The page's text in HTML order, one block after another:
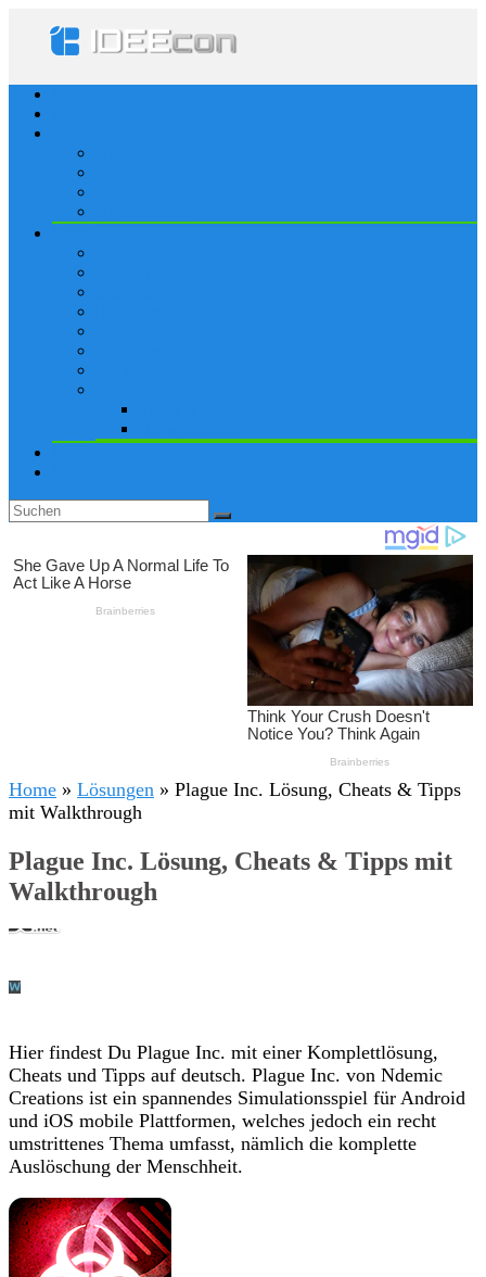
Home » Lösungen » Plague Inc. Lösung, Cheats & Tipps
mit Walkthrough
Plague Inc. Lösung, Cheats & Tipps mit
Walkthrough
Hier findest Du Plague Inc. mit einer Komplettlösung,
Cheats und Tipps auf deutsch. Plague Inc. von Ndemic
Creations ist ein spannendes Simulationsspiel für Android
und iOS mobile Plattformen, welches jedoch ein recht
umstrittenes Thema umfasst, nämlich die komplette
Auslöschung der Menschheit.